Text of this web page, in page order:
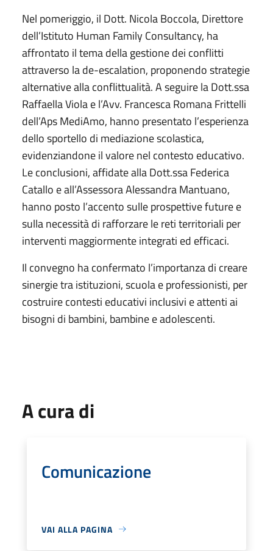
Nel pomeriggio, il Dott. Nicola Boccola, Direttore
dell’Istituto Human Family Consultancy, ha
affrontato il tema della gestione dei conflitti
attraverso la de-escalation, proponendo strategie
alternative alla conflittualità. A seguire la Dott.ssa
Raffaella Viola e l’Avv. Francesca Romana Frittelli
dell’Aps MediAmo, hanno presentato l’esperienza
dello sportello di mediazione scolastica,
evidenziandone il valore nel contesto educativo.
Le conclusioni, affidate alla Dott.ssa Federica
Catallo e all’Assessora Alessandra Mantuano,
hanno posto l’accento sulle prospettive future e
sulla necessità di rafforzare le reti territoriali per
interventi maggiormente integrati ed efficaci.
Il convegno ha confermato l’importanza di creare
sinergie tra istituzioni, scuola e professionisti, per
costruire contesti educativi inclusivi e attenti ai
bisogni di bambini, bambine e adolescenti.
A cura di
Comunicazione
VAI ALLA PAGINA